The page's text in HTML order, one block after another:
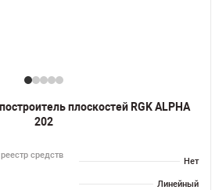
плоскостей RGK ALPHA
202
средств
Нет
Линейный